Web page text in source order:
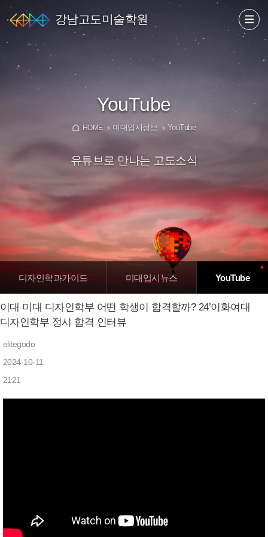
강남고도미술학원
YouTube
HOME 미대입시정보 YouTube
유튜브로 만나는 고도소식
디자인학과가이드 미대입시뉴스 YouTube
이대 미대 디자인학부 어떤 학생이 합격할까? 24’이화여대
디자인학부 정시 합격 인터뷰
elitegodo
2024-10-11
2121